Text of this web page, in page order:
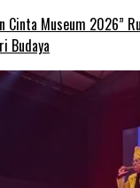
Cinta Museum 2026”
Budaya